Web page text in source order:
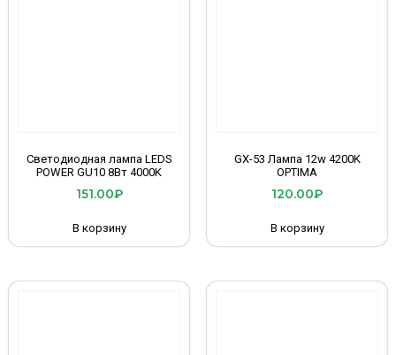
Светодиодная лампа LEDS
POWER GU10 8Вт 4000K
151.00₽
В корзину
GX-53 Лампа 12w 4200K
OPTIMA
120.00₽
В корзину